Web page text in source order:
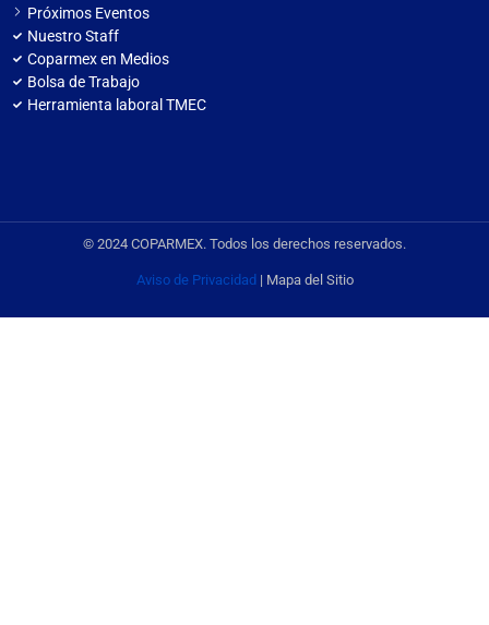
Próximos Eventos
Nuestro Staff
Coparmex en Medios
Bolsa de Trabajo
Herramienta laboral TMEC
© 2024 COPARMEX. Todos los derechos reservados.
Aviso de Privacidad | Mapa del Sitio